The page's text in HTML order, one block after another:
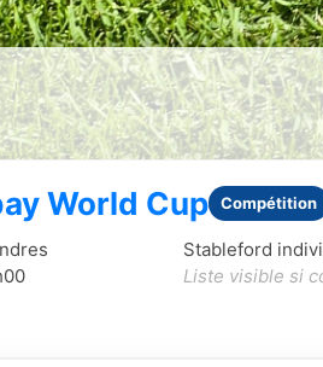
World Cup Compétition
Stableford
Liste visible si